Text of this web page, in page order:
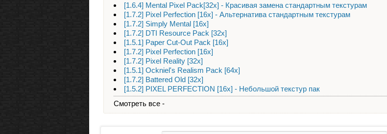
[1.6.4] Mental Pixel Pack[32x] - Красивая замена стандартным текстурам
[1.7.2] Pixel Perfection [16x] - Альтернатива стандартным текстурам
[1.7.2] Simply Mental [16x]
[1.7.2] DTI Resource Pack [32х]
[1.5.1] Paper Cut-Out Pack [16x]
[1.7.2] Pixel Perfection [16x]
[1.7.2] Pixel Reality [32x]
[1.5.1] Ockniel's Realism Pack [64x]
[1.7.2] Battered Old [32x]
[1.5.2] PIXEL PERFECTION [16х] - Небольшой текстур пак
Смотреть все -